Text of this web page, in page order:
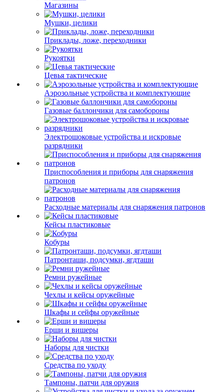
Магазины
Мушки, целики
Приклады, ложе, переходники
Рукоятки
Цевья тактические
Аэрозольные устройства и комплектующие
Газовые баллончики для самобороны
Электрошоковые устройства и искровые
разрядники
Приспособления и приборы для снаряжения
патронов
Расходные материалы для снаряжения патронов
Кейсы пластиковые
Кобуры
Патронташи, подсумки, ягдташи
Ремни ружейные
Чехлы и кейсы оружейные
Шкафы и сейфы оружейные
Ерши и вишеры
Наборы для чистки
Средства по уходу
Тампоны, патчи для оружия